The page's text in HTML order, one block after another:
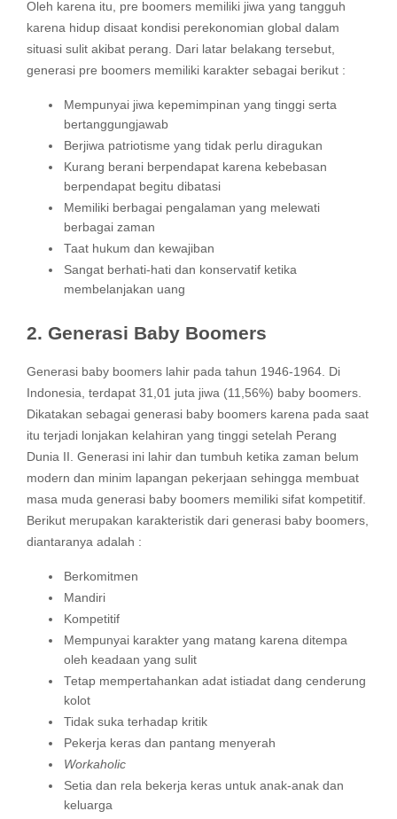
Oleh karena itu, pre boomers memiliki jiwa yang tangguh
karena hidup disaat kondisi perekonomian global dalam
situasi sulit akibat perang. Dari latar belakang tersebut,
generasi pre boomers memiliki karakter sebagai berikut :
Mempunyai jiwa kepemimpinan yang tinggi serta
bertanggungjawab
Berjiwa patriotisme yang tidak perlu diragukan
Kurang berani berpendapat karena kebebasan
berpendapat begitu dibatasi
Memiliki berbagai pengalaman yang melewati
berbagai zaman
Taat hukum dan kewajiban
Sangat berhati-hati dan konservatif ketika
membelanjakan uang
2. Generasi Baby Boomers
Generasi baby boomers lahir pada tahun 1946-1964. Di
Indonesia, terdapat 31,01 juta jiwa (11,56%) baby boomers.
Dikatakan sebagai generasi baby boomers karena pada saat
itu terjadi lonjakan kelahiran yang tinggi setelah Perang
Dunia II. Generasi ini lahir dan tumbuh ketika zaman belum
modern dan minim lapangan pekerjaan sehingga membuat
masa muda generasi baby boomers memiliki sifat kompetitif.
Berikut merupakan karakteristik dari generasi baby boomers,
diantaranya adalah :
Berkomitmen
Mandiri
Kompetitif
Mempunyai karakter yang matang karena ditempa
oleh keadaan yang sulit
Tetap mempertahankan adat istiadat dang cenderung
kolot
Tidak suka terhadap kritik
Pekerja keras dan pantang menyerah
Workaholic
Setia dan rela bekerja keras untuk anak-anak dan
keluarga